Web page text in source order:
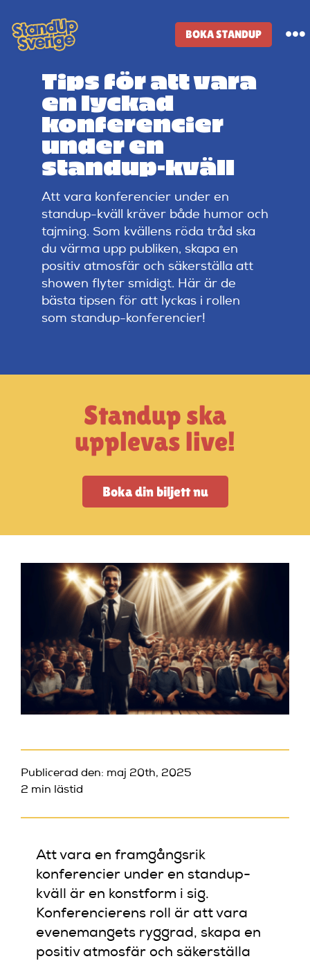
to
content
BOKA STANDUP
Standup-butik
Komiker
Lineup
Tidigare lineup
Klubbar
Artiklar
Kontakta oss
Vanliga frågor
Tips för att vara
en lyckad
konferencier
under en
standup-kväll
Att vara konferencier under en
standup-kväll kräver både humor och
tajming. Som kvällens röda tråd ska
du värma upp publiken, skapa en
positiv atmosfär och säkerställa att
showen flyter smidigt. Här är de
bästa tipsen för att lyckas i rollen
som standup-konferencier!
Standup ska
upplevas live!
Boka din biljett nu
Publicerad den: maj 20th, 2025
2 min lästid
Att vara en framgångsrik
konferencier under en standup-
kväll är en konstform i sig.
Konferencierens roll är att vara
evenemangets ryggrad, skapa en
positiv atmosfär och säkerställa